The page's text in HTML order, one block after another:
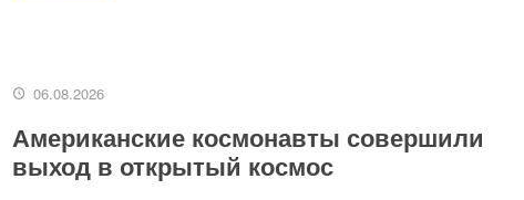
06.08.2026
Американские космонавты совершили
выход в открытый космос